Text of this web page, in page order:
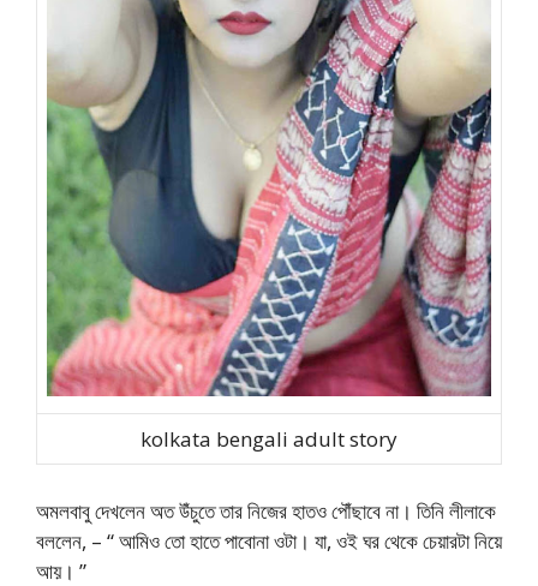
kolkata bengali adult story
অমলবাবু দেখলেন অত উঁচুতে তার নিজের হাতও পৌঁছাবে না। তিনি লীলাকে
বললেন, – “ আমিও তো হাতে পাবোনা ওটা। যা, ওই ঘর থেকে চেয়ারটা নিয়ে
আয়। ”